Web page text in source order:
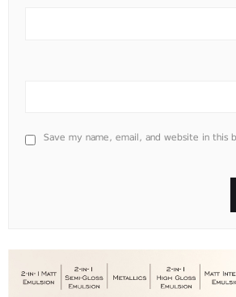
Save my name, email, and website in this